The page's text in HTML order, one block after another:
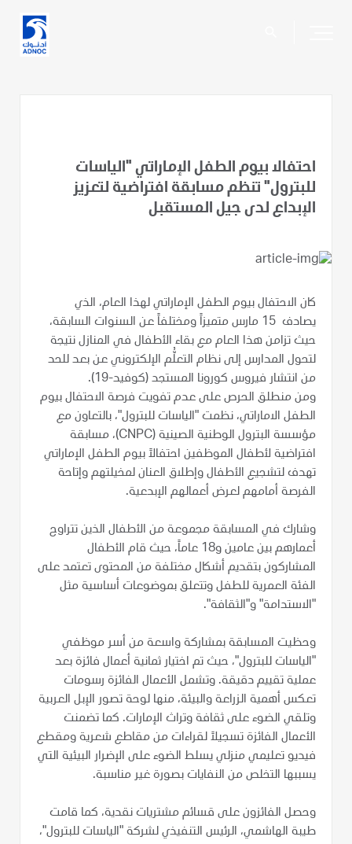
احتفالا بيوم الطفل الإماراتي "الياسات
للبترول" تنظم مسابقة افتراضية لتعزيز
الإبداع لدى جيل المستقبل
كان الاحتفال بيوم الطفل الإماراتي لهذا العام، الذي
يصادف 15 مارس متميزاً ومختلفاً عن السنوات السابقة،
حيث تزامن هذا العام مع بقاء الأطفال في المنازل نتيجة
لتحول المدارس إلى نظام التعلُّم الإلكتروني عن بعد للحد
من انتشار فيروس كورونا المستجد (كوفيد-19).
ومن منطلق الحرص على عدم تفويت فرصة الاحتفال بيوم
الطفل الاماراتي، نظمت "الياسات للبترول"، بالتعاون مع
مؤسسة البترول الوطنية الصينية (CNPC)، مسابقة
افتراضية لأطفال الموظفين احتفالاً بيوم الطفل الإماراتي
تهدف لتشجيع الأطفال وإطلاق العنان لمخيلتهم وإتاحة
الفرصة أمامهم لعرض أعمالهم الإبدعية.
وشارك في المسابقة مجموعة من الأطفال الذين تتراوح
أعمارهم بين عامين و18 عاماً، حيث قام الأطفال
المشاركون بتقديم أشكال مختلفة من المحتوى تعتمد على
الفئة العمرية للطفل وتتعلق بموضوعات أساسية مثل
"الاستدامة" و"الثقافة".
وحظيت المسابقة بمشاركة واسعة من أسر موظفي
"الياسات للبترول"، حيث تم اختيار ثمانية أعمال فائزة بعد
عملية تقييم دقيقة. وتشمل الأعمال الفائزة رسومات
تعكس أهمية الزراعة والبيئة، منها لوحة تصور الإبل العربية
وتلقي الضوء على ثقافة وتراث الإمارات. كما تضمنت
الأعمال الفائزة تسجيلاً لقراءات من مقاطع شعرية ومقطع
فيديو تعليمي منزلي يسلط الضوء على الإضرار البيئية التي
يسببها التخلص من النفايات بصورة غير مناسبة.
وحصل الفائزون على قسائم مشتريات نقدية، كما قامت
طيبة الهاشمي، الرئيس التنفيذي لشركة "الياسات للبترول"،